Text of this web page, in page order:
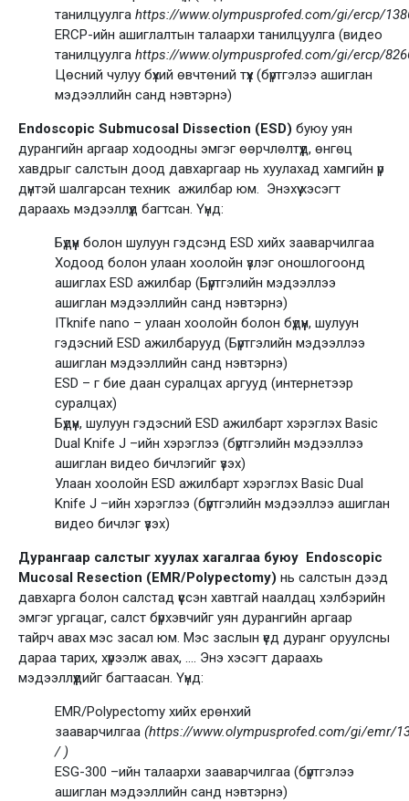
танилцуулга https://www.olympusprofed.com/gi/ercp/
ERCP-ийн ашиглалтын талаархи танилцуулга (видео
танилцуулга https://www.olympusprofed.com/gi/ercp/
Цөсний чулуу бүхий өвчтөний түүх (бүртгэлээ ашиглан
мэдээллийн санд нэвтэрнэ)
Endoscopic Submucosal Dissection (ESD) буюу уян
дурангийн аргаар ходоодны эмгэг өөрчлөлтүүд, өнгөц
хавдрыг салстын доод давхаргаар нь хуулахад хамгийн үр
дүнтэй шалгарсан техник ажилбар юм. Энэхүү хэсэгт
дараахь мэдээллүүд багтсан. Үүнд:
Бүдүүн болон шулуун гэдсэнд ESD хийх зааварчилгаа
Ходоод болон улаан хоолойн үзлэг оношлогоонд
ашиглах ESD ажилбар (Бүртгэлийн мэдээллээ
ашиглан мэдээллийн санд нэвтэрнэ)
ITknife nano – улаан хоолойн болон бүдүүн, шулуун
гэдэсний ESD ажилбарууд (Бүртгэлийн мэдээллээ
ашиглан мэдээллийн санд нэвтэрнэ)
ESD – г бие даан суралцах аргууд (интернетээр
суралцах)
Бүдүүн, шулуун гэдэсний ESD ажилбарт хэрэглэх Basic
Dual Knife J –ийн хэрэглээ (бүртгэлийн мэдээллээ
ашиглан видео бичлэгийг үзэх)
Улаан хоолойн ESD ажилбарт хэрэглэх Basic Dual
Knife J –ийн хэрэглээ (бүртгэлийн мэдээллээ ашиглан
видео бичлэг үзэх)
Дурангаар салстыг хуулах хагалгаа буюу Endoscopic
Mucosal Resection (EMR/Polypectomy) нь салстын дээд
давхарга болон салстад үүссэн хавтгай наалдац хэлбэрийн
эмгэг ургацаг, салст бүрхэвчийг уян дурангийн аргаар
тайрч авах мэс засал юм. Мэс заслын үед дуранг оруулсны
дараа тарих, хүрээлж авах, …. Энэ хэсэгт дараахь
мэдээллүүдийг багтаасан. Үүнд:
EMR/Polypectomy хийх ерөнхий
зааварчилгаа (https://www.olympusprofed.com/gi/emr/
/ )
ESG-300 –ийн талаархи зааварчилгаа (бүртгэлээ
ашиглан мэдээллийн санд нэвтэрнэ)